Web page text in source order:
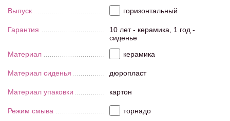
Выпуск горизонтальный
Гарантия
10 лет - керамика, 1 год -
сиденье
Материал
керамика
Материал сиденья дюропласт
Материал упаковки картон
Режим смыва торнадо